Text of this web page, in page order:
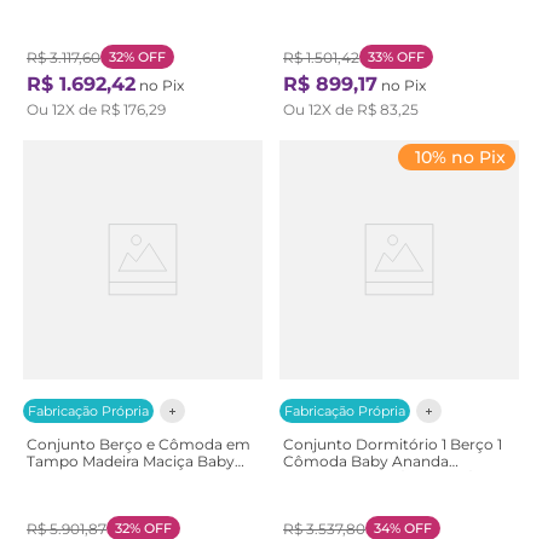
R$ 3.117,60 32% OFF
R$ 1.692,42 no Pix
Ou 12X de R$ 176,29
R$ 1.501,42 33% OFF
R$ 899,17 no Pix
Ou 12X de R$ 83,25
Fabricação Própria
Conjunto Berço e Cômoda em
Tampo Madeira Maciça Baby
Branco/Caramelo
R$ 5.901,87 32% OFF
Fabricação Própria
10% no Pix
Conjunto Dormitório 1 Berço 1
Cômoda Baby Ananda
R$ 3.537,80 34% OFF